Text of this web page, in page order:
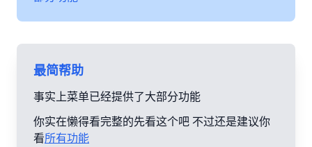
最简帮助
事实上菜单已经提供了大部分功能
你实在懒得看完整的先看这个吧 不过还是建议你
看所有功能